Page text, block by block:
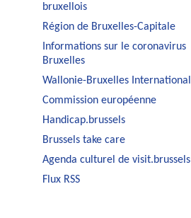
bruxellois
Région de Bruxelles-Capitale
Informations sur le coronavirus
Bruxelles
Wallonie-Bruxelles International
Commission européenne
Handicap.brussels
Brussels take care
Agenda culturel de visit.brussels
Flux RSS